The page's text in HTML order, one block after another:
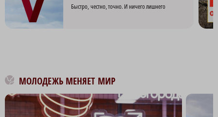
Быстро, честно, точно. И ничего лишнего
МОЛОДЕЖЬ МЕНЯЕТ МИР